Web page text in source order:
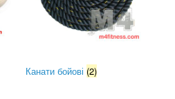
Канати бойові (2)